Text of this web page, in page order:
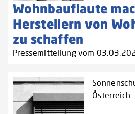
Wohnbauflaute
Herstellern von
zu schaffen‌
Pressemitteilung vom
Österreich